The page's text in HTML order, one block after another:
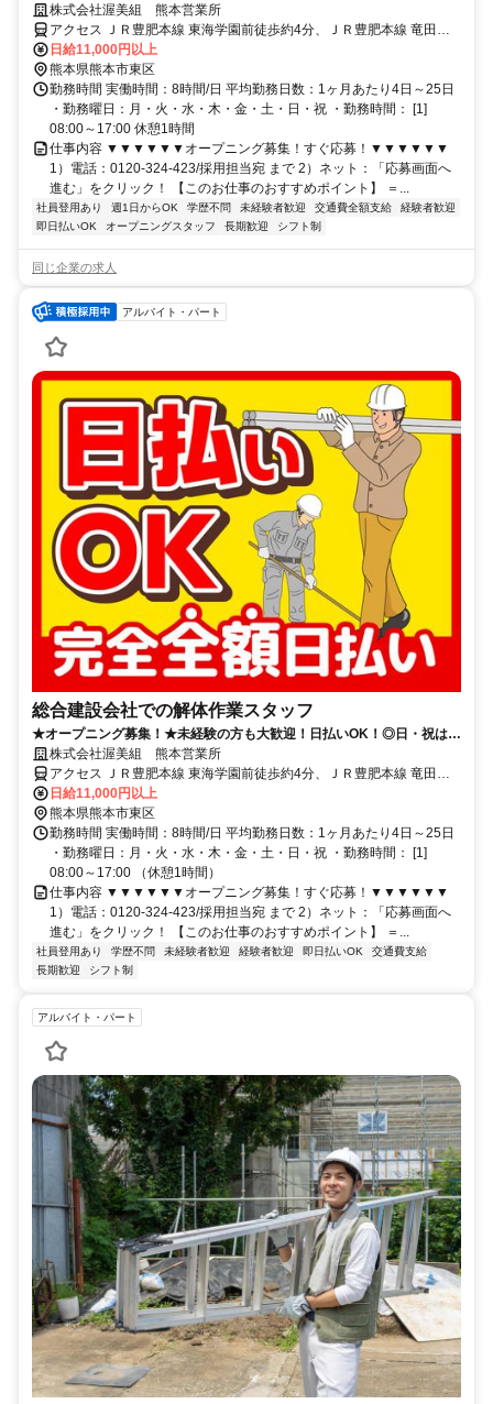
給◎日・祝は日給1.35倍
株式会社渥美組 熊本営業所
アクセス ＪＲ豊肥本線 東海学園前徒歩約4分、ＪＲ豊肥本線 竜田口
徒歩約20分、ＪＲ豊肥本線 水前寺南口徒歩約25分
日給11,000円以上
熊本県熊本市東区
勤務時間 実働時間：8時間/日 平均勤務日数：1ヶ月あたり4日～25日
・勤務曜日：月・火・水・木・金・土・日・祝 ・勤務時間： [1]
08:00～17:00 休憩1時間
仕事内容 ▼▼▼▼▼▼オープニング募集！すぐ応募！▼▼▼▼▼▼
1）電話：0120-324-423/採用担当宛 まで 2）ネット：「応募画面へ
進む」をクリック！ 【このお仕事のおすすめポイント】 ＝...
社員登用あり 週1日からOK 学歴不問 未経験者歓迎 交通費全額支給
経験者歓迎
即日払いOK
オープニングスタッフ 長期歓迎 シフト制
同じ企業の求人
アルバイト・パート
総合建設会社での解体作業スタッフ
★オープニング募集！★未経験の方も大歓迎！日払いOK！◎日・祝は日
給1.35倍
株式会社渥美組 熊本営業所
アクセス ＪＲ豊肥本線 東海学園前徒歩約4分、ＪＲ豊肥本線 竜田口
徒歩約20分、ＪＲ豊肥本線 水前寺南口徒歩約25分
日給11,000円以上
熊本県熊本市東区
勤務時間 実働時間：8時間/日 平均勤務日数：1ヶ月あたり4日～25日
・勤務曜日：月・火・水・木・金・土・日・祝 ・勤務時間： [1]
08:00～17:00 （休憩1時間）
仕事内容 ▼▼▼▼▼▼オープニング募集！すぐ応募！▼▼▼▼▼▼
1）電話：0120-324-423/採用担当宛 まで 2）ネット：「応募画面へ
進む」をクリック！ 【このお仕事のおすすめポイント】 ＝...
社員登用あり 学歴不問 未経験者歓迎 経験者歓迎 即日払いOK
交通費支給
長期歓迎
シフト制
アルバイト・パート